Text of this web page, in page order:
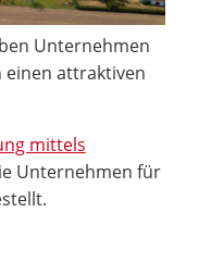
Unternehmen
einen attraktiven
mittels
Unternehmen für